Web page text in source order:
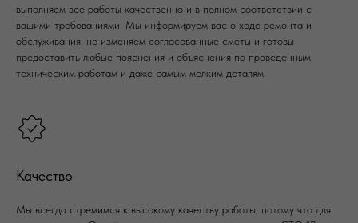
выполняем все работы качественно и в полном соответствии с
вашими требованиями. Мы информируем вас о ходе ремонта и
обслуживания, не изменяем согласованные сметы и готовы
предоставить любые пояснения и объяснения по проведенным
техническим работам и даже самым мелким деталям.
Качество
Мы всегда стремимся к высокому качеству работы, потому что для